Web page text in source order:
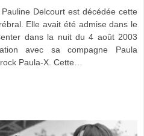
Delcourt est décédée cette
Elle avait été admise dans le
dans la nuit du 4 août 2003
avec sa compagne Paula
Paula-X. Cette…